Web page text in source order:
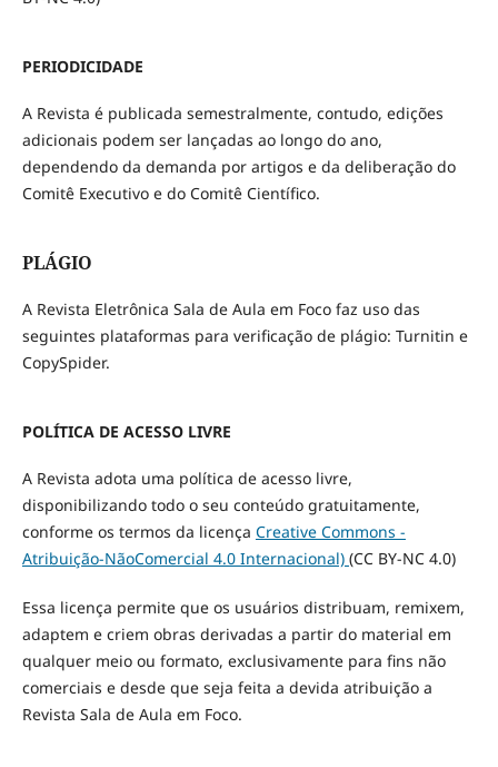
PERIODICIDADE
A Revista é publicada semestralmente, contudo, edições
adicionais podem ser lançadas ao longo do ano,
dependendo da demanda por artigos e da deliberação do
Comitê Executivo e do Comitê Científico.
PLÁGIO
A Revista Eletrônica Sala de Aula em Foco faz uso das
seguintes plataformas para verificação de plágio: Turnitin e
CopySpider.
POLÍTICA DE ACESSO LIVRE
A Revista adota uma política de acesso livre,
disponibilizando todo o seu conteúdo gratuitamente,
conforme os termos da licença Creative Commons -
Atribuição-NãoComercial 4.0 Internacional) (CC BY-NC 4.0)
Essa licença permite que os usuários distribuam, remixem,
adaptem e criem obras derivadas a partir do material em
qualquer meio ou formato, exclusivamente para fins não
comerciais e desde que seja feita a devida atribuição a
Revista Sala de Aula em Foco.